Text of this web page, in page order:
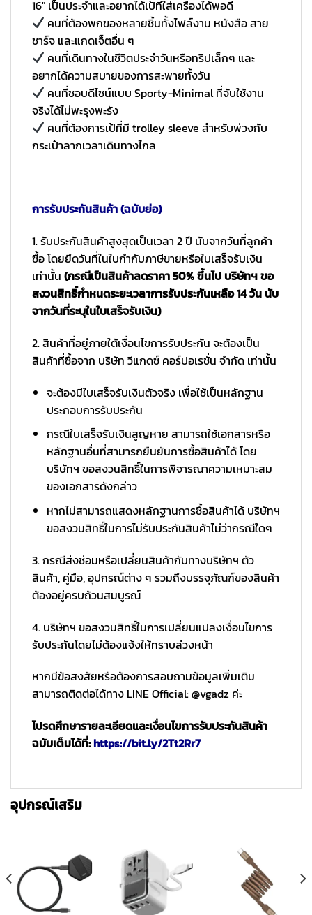
16″ เป็นประจำและอยากได้เป้ที่ใส่เครื่องได้พอดี
คนที่ต้องพกของหลายชิ้นทั้งไฟล์งาน หนังสือ สาย
ชาร์จ และแกดเจ็ตอื่น ๆ
คนที่เดินทางในชีวิตประจำวันหรือทริปเล็กๆ และ
อยากได้ความสบายของการสะพายทั้งวัน
คนที่ชอบดีไซน์แบบ Sporty-Minimal ที่จับใช้งาน
จริงได้ไม่พะรุงพะรัง
คนที่ต้องการเป้ที่มี trolley sleeve สำหรับพ่วงกับ
กระเป๋าลากเวลาเดินทางไกล
การรับประกันสินค้า (ฉบับย่อ)
1. รับประกันสินค้าสูงสุดเป็นเวลา 2 ปี นับจากวันที่ลูกค้า
ซื้อ โดยยึดวันที่ในใบกำกับภาษีขายหรือใบเสร็จรับเงิน
เท่านั้น (กรณีเป็นสินค้าลดราคา 50% ขึ้นไป บริษัทฯ ขอ
สงวนสิทธิ์กำหนดระยะเวลาการรับประกันเหลือ 14 วัน นับ
จากวันที่ระบุในใบเสร็จรับเงิน)
2. สินค้าที่อยู่ภายใต้เงื่อนไขการรับประกัน จะต้องเป็น
สินค้าที่ซื้อจาก บริษัท วีแกดซ์ คอร์ปอเรชั่น จำกัด เท่านั้น
จะต้องมีใบเสร็จรับเงินตัวจริง เพื่อใช้เป็นหลักฐาน
ประกอบการรับประกัน
กรณีใบเสร็จรับเงินสูญหาย สามารถใช้เอกสารหรือ
หลักฐานอื่นที่สามารถยืนยันการซื้อสินค้าได้ โดย
บริษัทฯ ขอสงวนสิทธิ์ในการพิจารณาความเหมาะสม
ของเอกสารดังกล่าว
หากไม่สามารถแสดงหลักฐานการซื้อสินค้าได้ บริษัทฯ
ขอสงวนสิทธิ์ในการไม่รับประกันสินค้าไม่ว่ากรณีใดๆ
3. กรณีส่งซ่อมหรือเปลี่ยนสินค้ากับทางบริษัทฯ ตัว
สินค้า, คู่มือ, อุปกรณ์ต่าง ๆ รวมถึงบรรจุภัณฑ์ของสินค้า
ต้องอยู่ครบถ้วนสมบูรณ์
4. บริษัทฯ ขอสงวนสิทธิ์ในการเปลี่ยนแปลงเงื่อนไขการ
รับประกันโดยไม่ต้องแจ้งให้ทราบล่วงหน้า
หากมีข้อสงสัยหรือต้องการสอบถามข้อมูลเพิ่มเติม
สามารถติดต่อได้ทาง LINE Official: @vgadz ค่ะ
โปรดศึกษารายละเอียดและเงื่อนไขการรับประกันสินค้า
ฉบับเต็มได้ที่:https://bit.ly/2Tt2Rr7
อุปกรณ์เสริม